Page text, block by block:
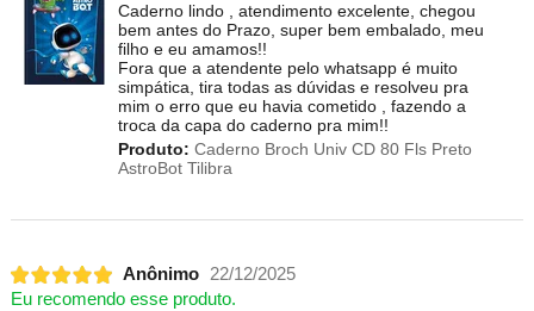
Caderno lindo , atendimento excelente, chegou
bem antes do Prazo, super bem embalado, meu
filho e eu amamos!!
Fora que a atendente pelo whatsapp é muito
simpática, tira todas as dúvidas e resolveu pra
mim o erro que eu havia cometido , fazendo a
troca da capa do caderno pra mim!!
Produto: Caderno Broch Univ CD 80 Fls Preto
AstroBot Tilibra
Anônimo
22/12/2025
Eu recomendo esse produto.